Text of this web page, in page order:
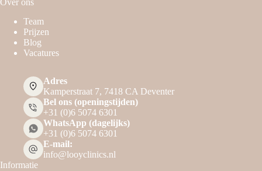
Over ons
Team
Prijzen
Blog
Vacatures
Adres
Kamperstraat 7, 7418 CA Deventer
Bel ons (openingstijden)
+31 (0)6 5074 6301
WhatsApp (dagelijks)
+31 (0)6 5074 6301
E-mail:
info@looyclinics.nl
Informatie